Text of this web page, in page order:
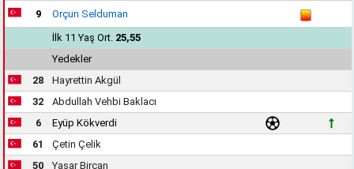
9
Orçun Selduman
İlk 11 Yaş Ort. 25,55
Yedekler
28
Hayrettin Akgül
32
Abdullah Vehbi Baklacı
6
Eyüp Kökverdi
61
Çetin Çelik
50
Yaşar Bircan